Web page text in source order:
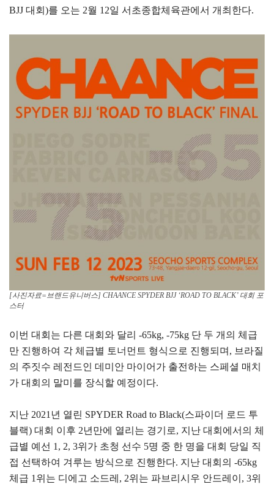
BJJ 대회)를 오는 2월 12일 서초종합체육관에서 개최한다.
[사진자료=브랜드유니버스] CHAANCE SPYDER BJJ ‘ROAD TO BLACK’ 대회 포
스터
이번 대회는 다른 대회와 달리 -65kg, -75kg 단 두 개의 체급
만 진행하여 각 체급별 토너먼트 형식으로 진행되며, 브라질
의 주짓수 레전드인 데미안 마이어가 출전하는 스페셜 매치
가 대회의 말미를 장식할 예정이다.
지난 2021년 열린 SPYDER Road to Black(스파이더 로드 투
블랙) 대회 이후 2년만에 열리는 경기로, 지난 대회에서의 체
급별 예선 1, 2, 3위가 초청 선수 5명 중 한 명을 대회 당일 직
접 선택하여 겨루는 방식으로 진행한다. 지난 대회의 -65kg
체급 1위는 디에고 소드레, 2위는 파브리시우 안드레이, 3위